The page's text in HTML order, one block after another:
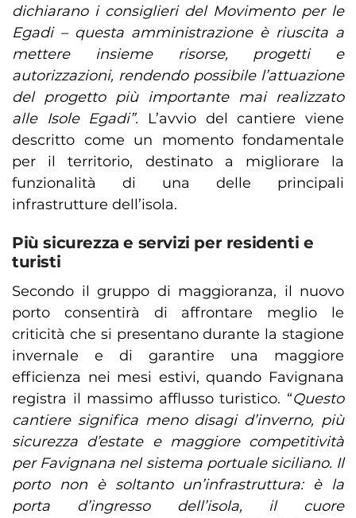
dichiarano i consiglieri del Movimento per le
Egadi – questa amministrazione è riuscita a
mettere insieme risorse, progetti e
autorizzazioni, rendendo possibile l’attuazione
del progetto più importante mai realizzato
alle Isole Egadi”. L’avvio del cantiere viene
descritto come un momento fondamentale
per il territorio, destinato a migliorare la
funzionalità di una delle principali
infrastrutture dell’isola.
Più sicurezza e servizi per residenti e
turisti
Secondo il gruppo di maggioranza, il nuovo
porto consentirà di affrontare meglio le
criticità che si presentano durante la stagione
invernale e di garantire una maggiore
efficienza nei mesi estivi, quando Favignana
registra il massimo afflusso turistico. “Questo
cantiere significa meno disagi d’inverno, più
sicurezza d’estate e maggiore competitività
per Favignana nel sistema portuale siciliano. Il
porto non è soltanto un’infrastruttura: è la
porta d’ingresso dell’isola, il cuore